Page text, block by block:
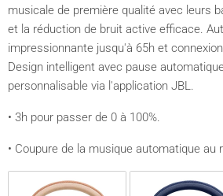
musicale de première qualité avec leurs
et la réduction de bruit active efficace.
impressionnante jusqu'à 65h et
Design intelligent avec pause
personnalisable via l'application JBL.
• 3h pour passer de 0 à 100%.
• Coupure de la musique automatique au